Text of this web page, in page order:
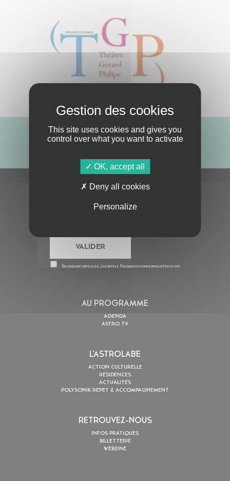
ABONNE-TOI !
S'ABONNER À LA NEWSLETTER
En cochant cette case, j’accepte la Politique de confidentialitéde ce site
AU PROGRAMME
AGENDA
ASTRO TV
L’ASTROLABE
ACTION CULTURELLE
RÉSIDENCES
ACTUALITÉS
POLYSONIK REPET & ACCOMPAGNEMENT
RETROUVEZ-NOUS
INFOS PRATIQUES
BILLETTERIE
WEBZINE
This site uses cookies and gives you
control over what you want to activate
OK, accept all
Deny all cookies
Personalize